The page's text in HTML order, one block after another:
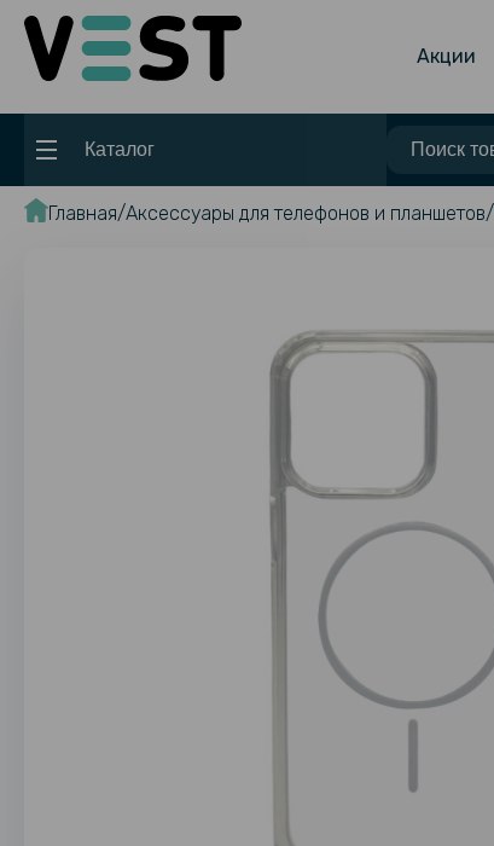
Акции
Каталог
Главная Аксессуары для телефонов и планшетов